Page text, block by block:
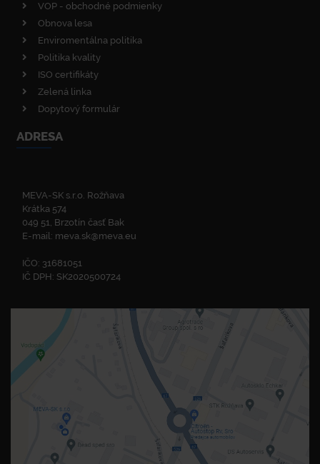
VOP - obchodné podmienky
Obnova lesa
Enviromentálna politika
Politika kvality
ISO certifikáty
Zelená linka
Dopytový formulár
ADRESA
MEVA-SK s.r.o. Rožňava
Krátka 574
049 51, Brzotín časť Bak
E-mail: meva.sk@meva.eu
IČO: 31681051
IČ DPH: SK2020500724